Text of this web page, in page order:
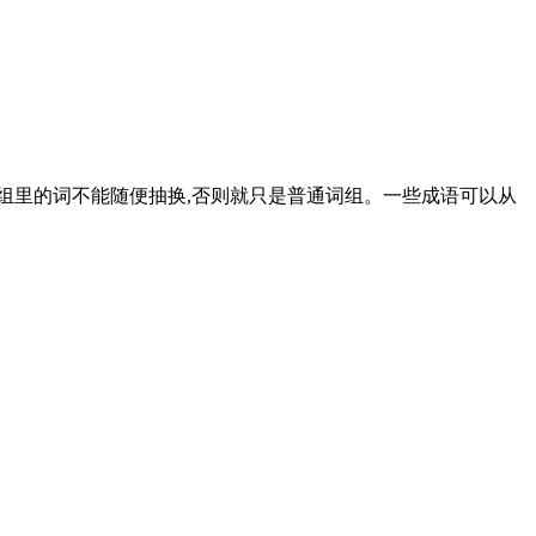
的词不能随便抽换,否则就只是普通词组。一些成语可以从